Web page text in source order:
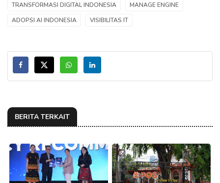
TRANSFORMASI DIGITAL INDONESIA
MANAGE ENGINE
ADOPSI AI INDONESIA
VISIBILITAS IT
BERITA TERKAIT